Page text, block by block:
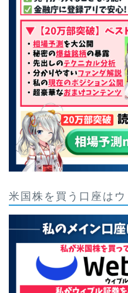
米国株を買う口座はウ